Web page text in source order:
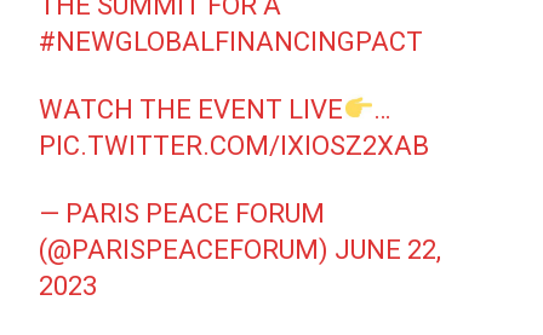
#NEWGLOBALFINANCINGPACT
WATCH THE EVENT LIVE
…
PIC.TWITTER.COM/IXIOSZ2XAB
— PARIS PEACE FORUM
(@PARISPEACEFORUM) JUNE 22,
2023